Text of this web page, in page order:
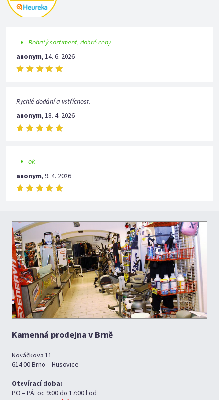
Bohatý sortiment, dobré ceny
anonym,14. 6. 2026
Rychlé dodání a vstřícnost.
anonym,18. 4. 2026
ok
anonym,9. 4. 2026
Kamenná prodejna v Brně
Nováčkova 11
614 00 Brno – Husovice
Otevírací doba:
PO – PÁ: od 9:00 do 17:00 hod